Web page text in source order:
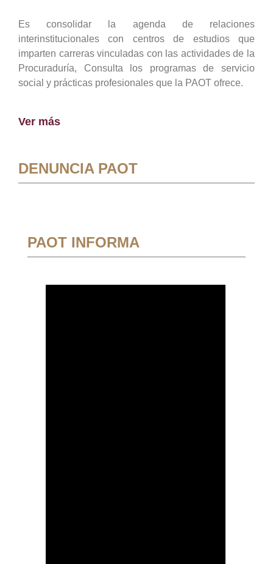
Es consolidar la agenda de relaciones
interinstitucionales con centros de estudios que
imparten carreras vinculadas con las actividades de la
Procuraduría, Consulta los programas de servicio
social y prácticas profesionales que la PAOT ofrece.
Ver más
DENUNCIA PAOT
PAOT INFORMA